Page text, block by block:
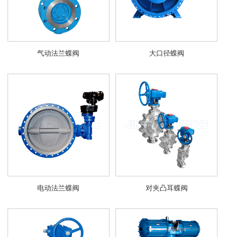
气动法兰蝶阀 大口径蝶阀
电动法兰蝶阀 对夹凸耳蝶阀